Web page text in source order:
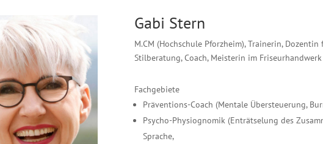
Gabi Stern
M.CM (Hochschule Pforzheim), Trainerin, Dozentin
Stilberatung, Coach, Meisterin im Friseurhandwerk
Fachgebiete
Präventions-Coach (Mentale Übersteuerung,
Psycho-Physiognomik (Enträtselung des
Sprache,